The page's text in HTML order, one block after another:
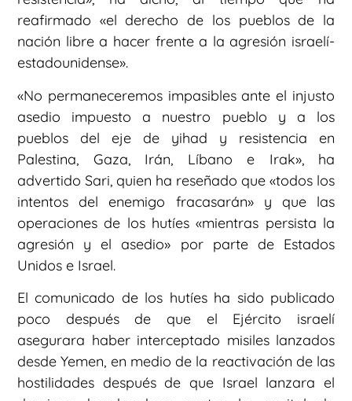
reafirmado «el derecho de los pueblos de la
nación libre a hacer frente a la agresión israelí-
estadounidense».
«No permaneceremos impasibles ante el injusto
asedio impuesto a nuestro pueblo y a los
pueblos del eje de yihad y resistencia en
Palestina, Gaza, Irán, Líbano e Irak», ha
advertido Sari, quien ha reseñado que «todos los
intentos del enemigo fracasarán» y que las
operaciones de los hutíes «mientras persista la
agresión y el asedio» por parte de Estados
Unidos e Israel.
El comunicado de los hutíes ha sido publicado
poco después de que el Ejército israelí
asegurara haber interceptado misiles lanzados
desde Yemen, en medio de la reactivación de las
hostilidades después de que Israel lanzara el